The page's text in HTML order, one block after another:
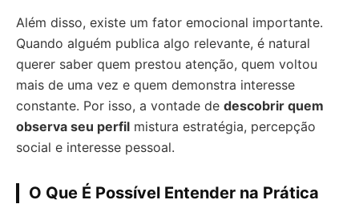
Além disso, existe um fator emocional importante.
Quando alguém publica algo relevante, é natural
querer saber quem prestou atenção, quem voltou
mais de uma vez e quem demonstra interesse
constante. Por isso, a vontade de descobrir quem
observa seu perfil mistura estratégia, percepção
social e interesse pessoal.
O Que É Possível Entender na Prática